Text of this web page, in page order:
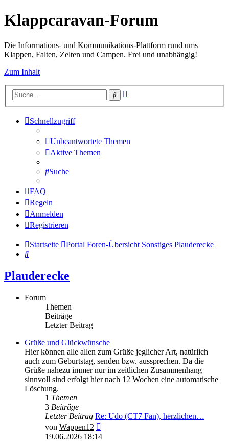
Klappcaravan-Forum
Die Informations- und Kommunikations-Plattform rund ums
Klappen, Falten, Zelten und Campen. Frei und unabhängig!
Zum Inhalt
Suche
Schnellzugriff
Unbeantwortete Themen
Aktive Themen
Suche
FAQ
Regeln
Anmelden
Registrieren
Startseite Portal Foren-Übersicht Sonstiges Plauderecke
Suche
Plauderecke
Forum
Themen
Beiträge
Letzter Beitrag
Grüße und Glückwünsche
Hier können alle allen zum Grüße jeglicher Art, natürlich
auch zum Geburtstag, senden bzw. aussprechen. Da die
Grüße nahezu immer nur im zeitlichen Zusammenhang
sinnvoll sind erfolgt hier nach 12 Wochen eine automatische
Löschung.
1 Themen
3 Beiträge
Letzter Beitrag Re: Udo (CT7 Fan), herzlichen…
von Wappen12
Beitrag
19.06.2026 18:14